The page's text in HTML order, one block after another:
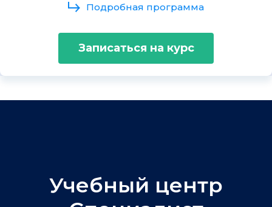
Подробная программа
Записаться на курс
Учебный центр